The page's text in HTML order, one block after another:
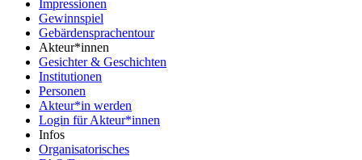
Impressionen
Gewinnspiel
Gebärdensprachentour
Akteur*innen
Gesichter & Geschichten
Institutionen
Personen
Akteur*in werden
Login für Akteur*innen
Infos
Organisatorisches